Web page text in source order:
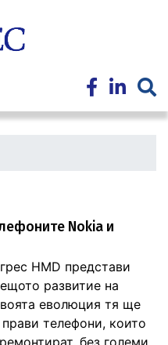
Nokia и
HMD представи
развитие на
еволюция тя ще
телефони, които
без големи